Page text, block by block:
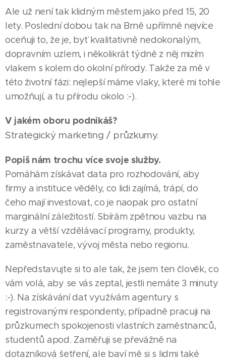
Ale už není tak klidným městem jako před 15, 20
lety. Poslední dobou tak na Brně upřímně nejvíce
oceňuji to, že je, byť kvalitativně nedokonalým,
dopravním uzlem, i několikrát týdně z něj mizím
vlakem s kolem do okolní přírody. Takže za mě v
této životní fázi: nejlepší máme vlaky, které mi tohle
umožňují, a tu přírodu okolo :-).
V jakém oboru podnikáš?
Strategický marketing / průzkumy.
Popiš nám trochu více svoje služby.
Pomáhám získávat data pro rozhodování, aby
firmy a instituce věděly, co lidi zajímá, trápí, do
čeho mají investovat, co je naopak pro ostatní
marginální záležitostí. Sbírám zpětnou vazbu na
kurzy a větší vzdělávací programy, produkty,
zaměstnavatele, vývoj města nebo regionu.
Nepředstavujte si to ale tak, že jsem ten člověk, co
vám volá, aby se vás zeptal, jestli nemáte 3 minuty
:-). Na získávání dat využívám agentury s
registrovanými respondenty, případně pracuji na
průzkumech spokojenosti vlastních zaměstnanců,
studentů apod. Zaměřuji se převážně na
dotazníková šetření, ale baví mě si s lidmi také